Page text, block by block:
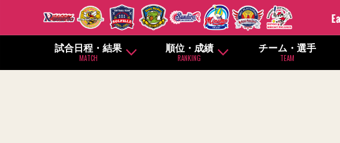
試合日程・結果
MATCH
順位・成績
RANKING
チーム・選手
TEAM